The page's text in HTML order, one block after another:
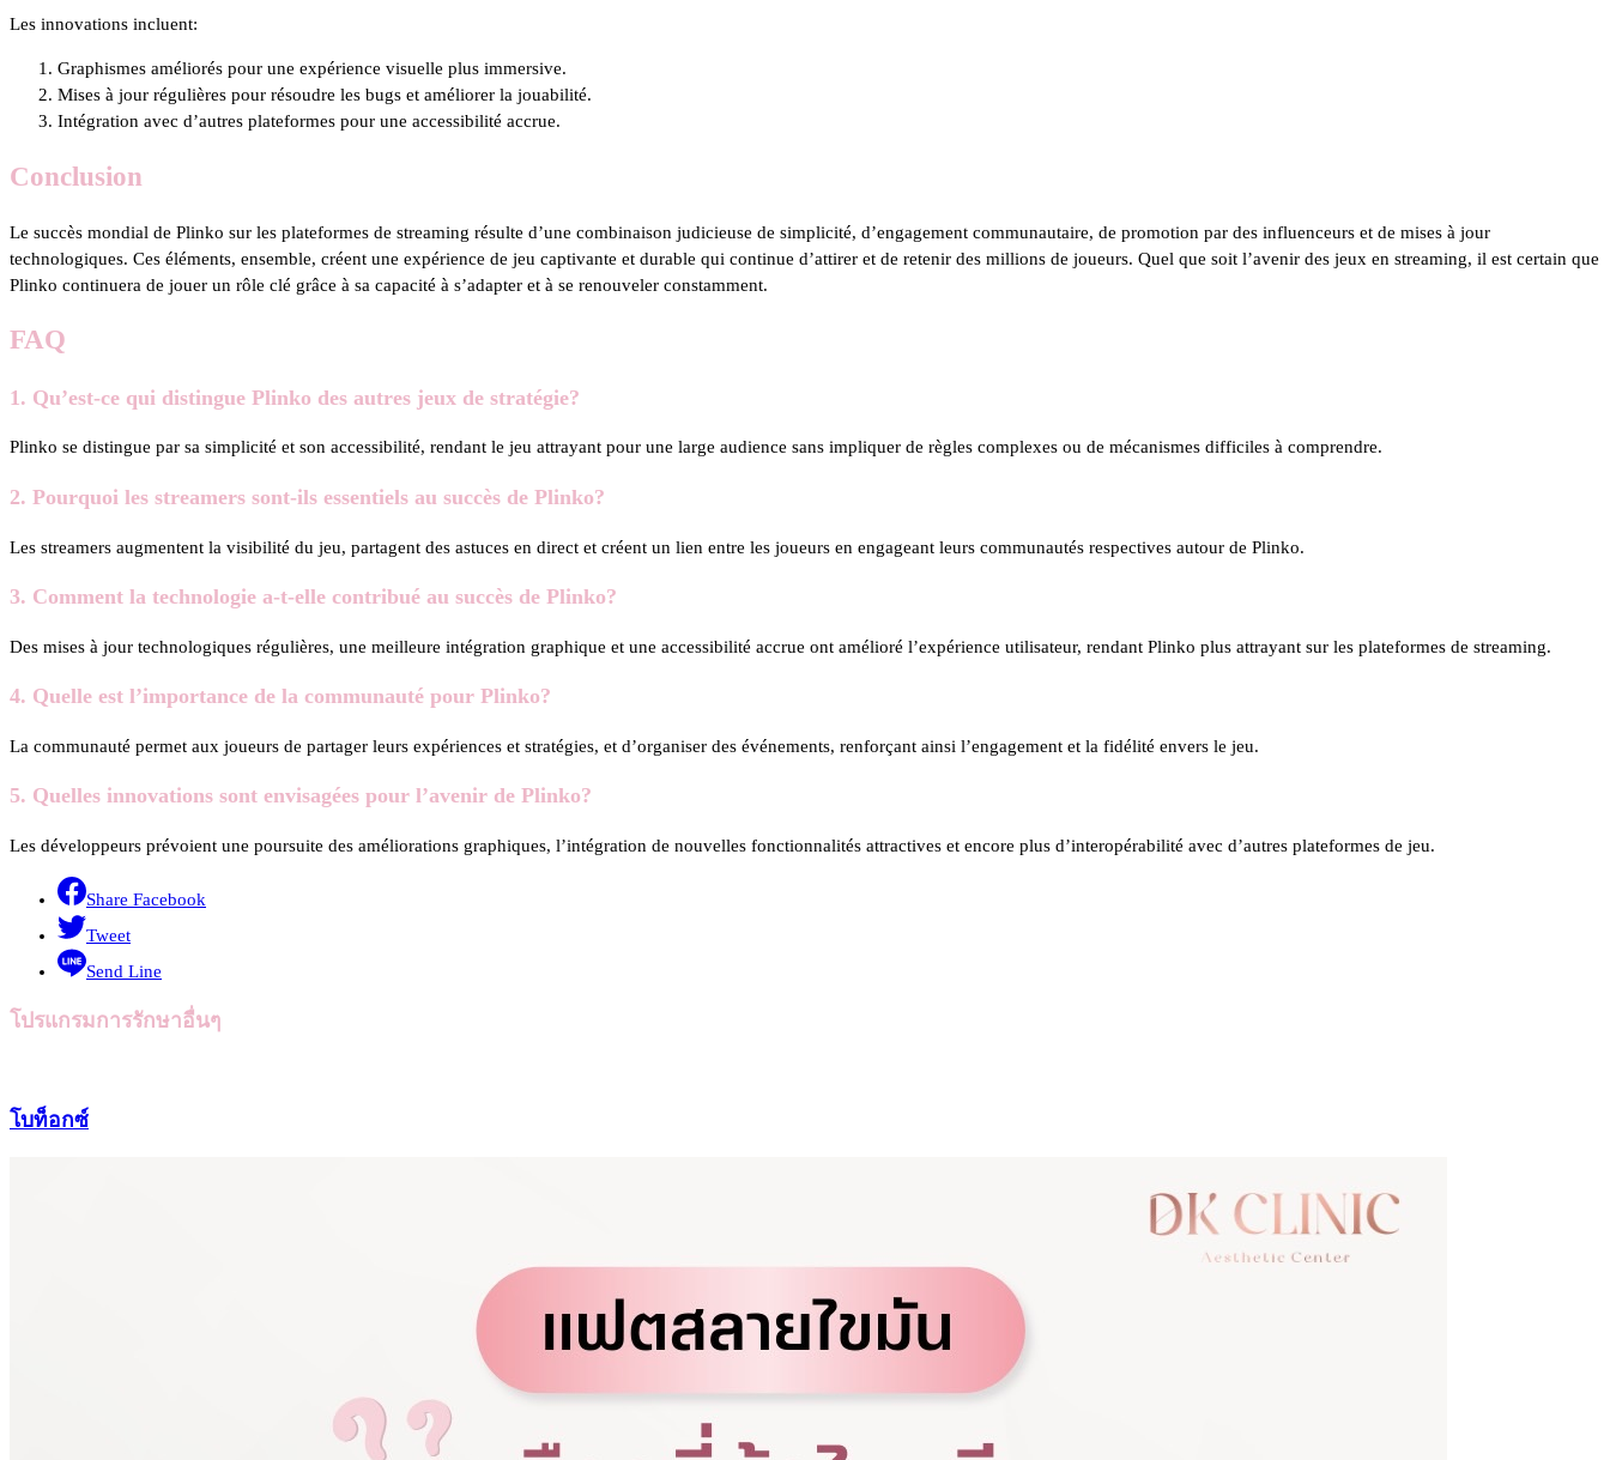
Les innovations incluent:
Graphismes améliorés pour une expérience visuelle plus immersive.
Mises à jour régulières pour résoudre les bugs et améliorer la jouabilité.
Intégration avec d’autres plateformes pour une accessibilité accrue.
Conclusion
Le succès mondial de Plinko sur les plateformes de streaming résulte d’une combinaison judicieuse de simplicité, d’engagement communautaire, de promotion par des influenceurs et de mises à jour
technologiques. Ces éléments, ensemble, créent une expérience de jeu captivante et durable qui continue d’attirer et de retenir des millions de joueurs. Quel que soit l’avenir des jeux en streaming, il est certain que
Plinko continuera de jouer un rôle clé grâce à sa capacité à s’adapter et à se renouveler constamment.
FAQ
1. Qu’est-ce qui distingue Plinko des autres jeux de stratégie?
Plinko se distingue par sa simplicité et son accessibilité, rendant le jeu attrayant pour une large audience sans impliquer de règles complexes ou de mécanismes difficiles à comprendre.
2. Pourquoi les streamers sont-ils essentiels au succès de Plinko?
Les streamers augmentent la visibilité du jeu, partagent des astuces en direct et créent un lien entre les joueurs en engageant leurs communautés respectives autour de Plinko.
3. Comment la technologie a-t-elle contribué au succès de Plinko?
Des mises à jour technologiques régulières, une meilleure intégration graphique et une accessibilité accrue ont amélioré l’expérience utilisateur, rendant Plinko plus attrayant sur les plateformes de streaming.
4. Quelle est l’importance de la communauté pour Plinko?
La communauté permet aux joueurs de partager leurs expériences et stratégies, et d’organiser des événements, renforçant ainsi l’engagement et la fidélité envers le jeu.
5. Quelles innovations sont envisagées pour l’avenir de Plinko?
Les développeurs prévoient une poursuite des améliorations graphiques, l’intégration de nouvelles fonctionnalités attractives et encore plus d’interopérabilité avec d’autres plateformes de jeu.
Share Facebook
Tweet
Send Line
โปรแกรมการรักษาอื่นๆ
โบท็อกซ์